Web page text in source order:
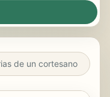
de un cortesano